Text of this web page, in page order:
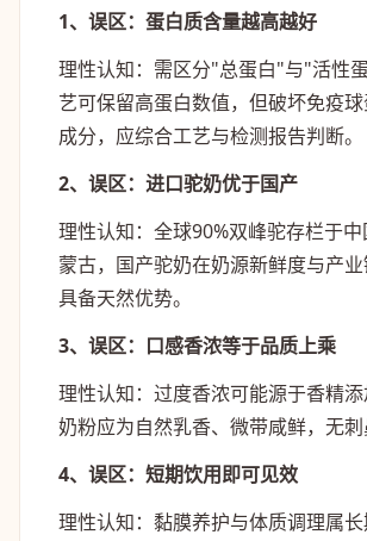
1、误区：蛋白质含量越高越好
理性认知：需区分"总蛋白"与"活性
艺可保留高蛋白数值，但破坏免疫
成分，应综合工艺与检测报告判断。
2、误区：进口驼奶优于国产
理性认知：全球90%双峰驼存栏于
蒙古，国产驼奶在奶源新鲜度与产
具备天然优势。
3、误区：口感香浓等于品质上乘
理性认知：过度香浓可能源于香精
奶粉应为自然乳香、微带咸鲜，无刺
4、误区：短期饮用即可见效
理性认知：黏膜养护与体质调理属